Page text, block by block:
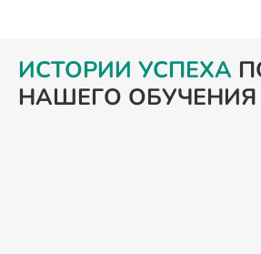
ИСТОРИИ УСПЕХА
НАШЕГО ОБУЧЕНИЯ